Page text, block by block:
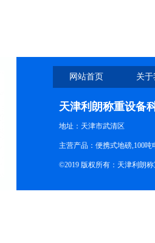
网站首页 关
天津利朗称重设备
地址：天津市武清区
主营产品：便携式地磅,100
©2019 版权所有：天津利朗